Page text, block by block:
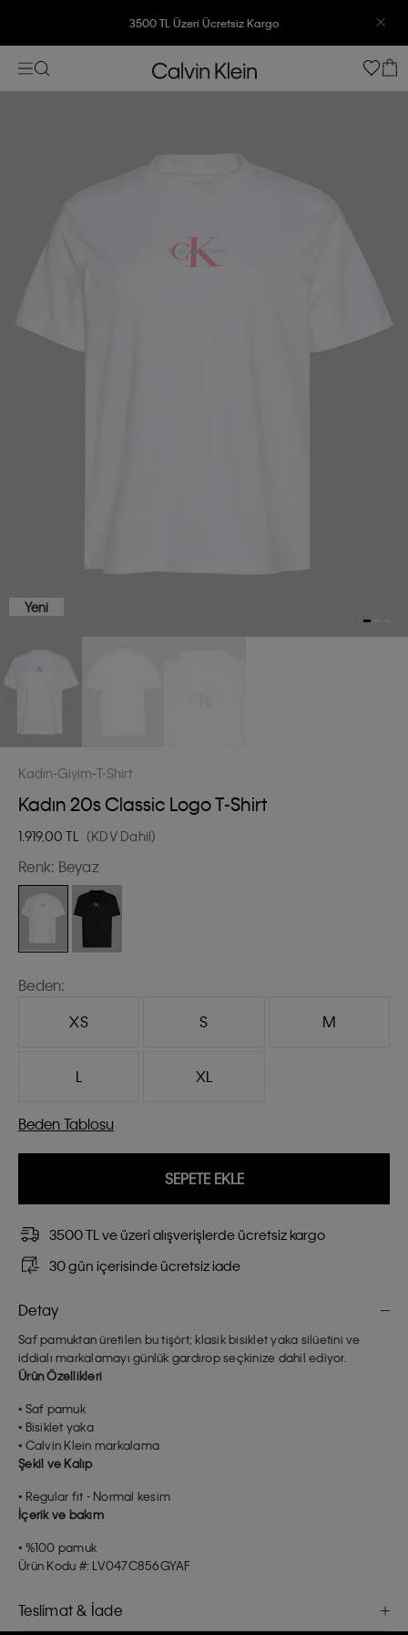
3500 TL Üzeri Ücretsiz Kargo
7500 TL Ve Üzeri Alışverişlerinizde 6 Taksit İmkanı
Yeni
Kadın Giyim T-Shirt
Kadın 20s Classic Logo T-Shirt
1.919,00 TL (KDV Dahil)
Renk: Beyaz
Beden:
XS
S M
L XL
Beden Tablosu
SEPETE EKLE
3500 TL ve üzeri alışverişlerde ücretsiz kargo
30 gün içerisinde ücretsiz iade
Detay
Saf pamuktan üretilen bu tişört; klasik bisiklet yaka silüetini ve
iddialı markalamayı günlük gardırop seçkinize dahil ediyor.
Ürün Özellikleri
• Saf pamuk
• Bisiklet yaka
• Calvin Klein markalama
Şekil ve Kalıp
• Regular fit - Normal kesim
İçerik ve bakım
• %100 pamuk
Ürün Kodu #: LV047C856GYAF
Teslimat & İade